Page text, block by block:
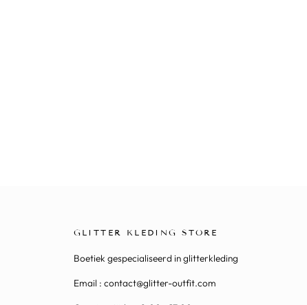
GLITTER KLEDING STORE
Boetiek gespecialiseerd in glitterkleding
Email : contact@glitter-outfit.com